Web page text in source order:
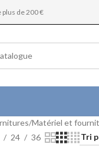
de 200 €
Matériel et
24 36